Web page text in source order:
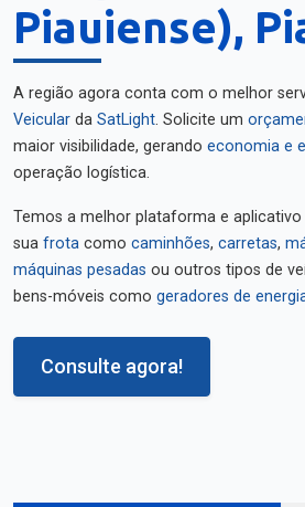
Piauiense),
A região agora conta com o melhor
Veicular da SatLight. Solicite um
maior visibilidade, gerando economia e
operação logística.
Temos a melhor plataforma e
sua frota como caminhões, carretas,
máquinas pesadas ou outros tipos de
bens-móveis como geradores de
Consulte agora!